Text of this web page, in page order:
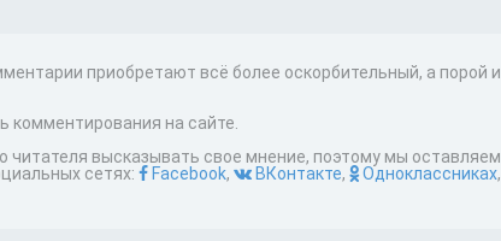
приобретают всё более оскорбительный, а порой и
комментирования на сайте.
высказывать свое мнение, поэтому мы оставляем
сетях:
Facebook, ВКонтакте, Одноклассниках,